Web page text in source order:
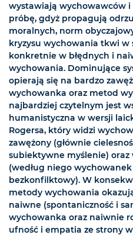
wystawiają wychowawców
próbę, gdyż propagują
moralnych, norm
kryzysu wychowania tkwi w
konkretnie w błędnych i
wychowania. Dominujące
opierają się na bardzo
wychowanka oraz metod
najbardziej czytelnym jest
humanistyczna w wersji
Rogersa, który widzi
zawężony (głównie
subiektywne myślenie)
(według niego
bezkonfilktowy). W
metody wychowania
naiwne (spontaniczność i
wychowanka oraz naiwnie
ufność i empatia ze strony